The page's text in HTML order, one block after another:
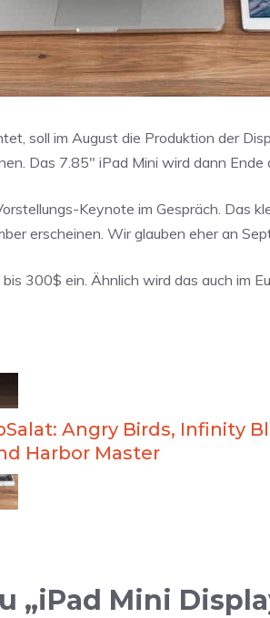
soll im August die Produktion der
Das 7.85″ iPad Mini wird dann Ende
Keynote im Gespräch. Das
erscheinen. Wir glauben eher an
300$ ein. Ähnlich wird das auch im
Angry Birds, Infinity
Harbor Master
„iPad Mini